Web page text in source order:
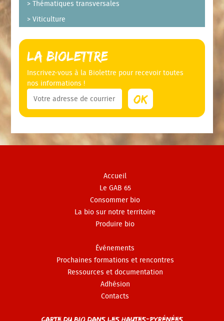
Thématiques transversales
Viticulture
La Biolettre
Inscrivez-vous à la Biolettre pour recevoir toutes
nos informations !
Accueil
Le GAB 65
Consommer bio
La bio sur notre territoire
Produire bio
Événements
Prochaines formations et rencontres
Ressources et documentation
Adhésion
Contacts